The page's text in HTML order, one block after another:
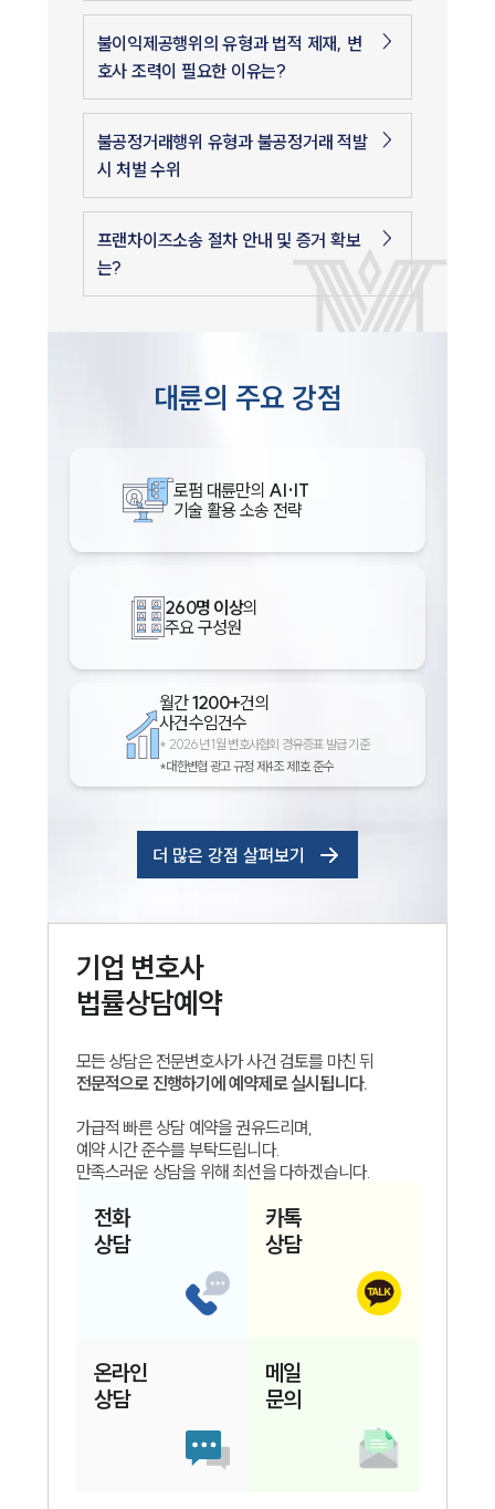
불이익제공행위의 유형과 법적 제재, 변
호사 조력이 필요한 이유는?
불공정거래행위 유형과 불공정거래 적발
시 처벌 수위
프랜차이즈소송 절차 안내 및 증거 확보
는?
대륜의 주요 강점
로펌 대륜만의 AI·IT
기술 활용 소송 전략
260명 이상의
주요 구성원
월간1200+건의
사건수임건수
* 2026년 1월 변호사협회 경유증표 발급 기준
*대한변협 광고 규정 제4조 제1호 준수
더 많은 강점 살펴보기
기업 변호사
법률상담예약
모든 상담은 전문변호사가 사건 검토를 마친 뒤
전문적으로 진행하기에 예약제로 실시됩니다.
가급적 빠른 상담 예약을 권유드리며,
예약 시간 준수를 부탁드립니다.
만족스러운 상담을 위해 최선을 다하겠습니다.
전화
상담
카톡
상담
온라인
상담
메일
문의